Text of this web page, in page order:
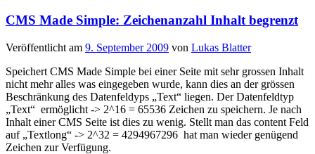
CMS Made Simple: Zeichenanzahl Inhalt begrenzt
Veröffentlicht am 9. September 2009 von Lukas Blatter
Speichert CMS Made Simple bei einer Seite mit sehr grossen Inhalt
nicht mehr alles was eingegeben wurde, kann dies an der grössen
Beschränkung des Datenfeldyps „Text“ liegen. Der Datenfeldtyp
„Text“ ermöglicht -> 2^16 = 65536 Zeichen zu speichern. Je nach
Inhalt einer CMS Seite ist dies zu wenig. Stellt man das content Feld
auf „Textlong“ -> 2^32 = 4294967296 hat man wieder genügend
Zeichen zur Verfügung.